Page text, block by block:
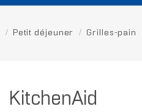
Petit déjeuner Grilles-pain
KitchenAid